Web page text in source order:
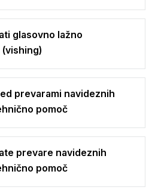
glasovno lažno
prevarami navideznih
pomoč
prevare navideznih
pomoč